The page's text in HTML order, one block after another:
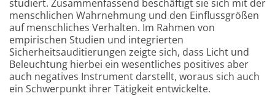
studiert. Zusammenfassend beschäftigt sie sich mit der
menschlichen Wahrnehmung und den Einflussgrößen
auf menschliches Verhalten. Im Rahmen von
empirischen Studien und integrierten
Sicherheitsauditierungen zeigte sich, dass Licht und
Beleuchtung hierbei ein wesentliches positives aber
auch negatives Instrument darstellt, woraus sich auch
ein Schwerpunkt ihrer Tätigkeit entwickelte.